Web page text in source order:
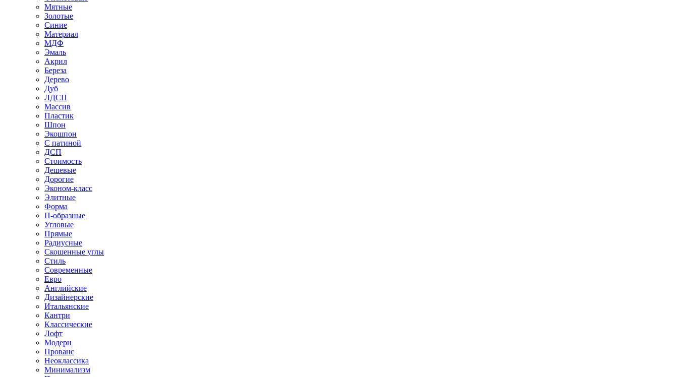
Мятные
Золотые
Синие
Материал
МДФ
Эмаль
Акрил
Береза
Дерево
Дуб
ЛДСП
Массив
Пластик
Шпон
Экошпон
С патиной
ДСП
Стоимость
Дешевые
Дорогие
Эконом-класс
Элитные
Форма
П-образные
Угловые
Прямые
Радиусные
Скошенные углы
Стиль
Современные
Евро
Английские
Дизайнерские
Итальянские
Кантри
Классические
Лофт
Модерн
Прованс
Неоклассика
Минимализм